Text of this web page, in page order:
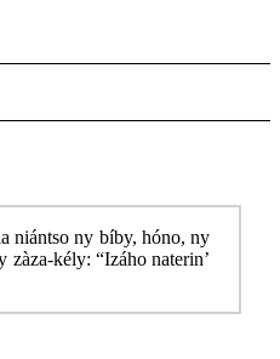
niántso ny bíby, hóno, ny
kély: “Izáho naterin’